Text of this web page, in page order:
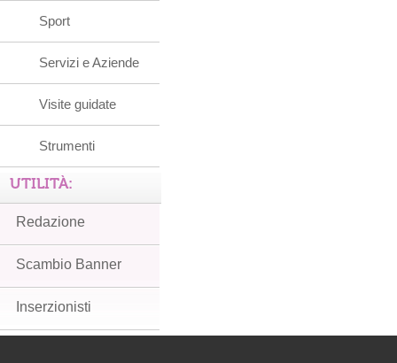
Sport
Servizi e Aziende
Visite guidate
Strumenti
UTILITÀ:
Redazione
Scambio Banner
Inserzionisti